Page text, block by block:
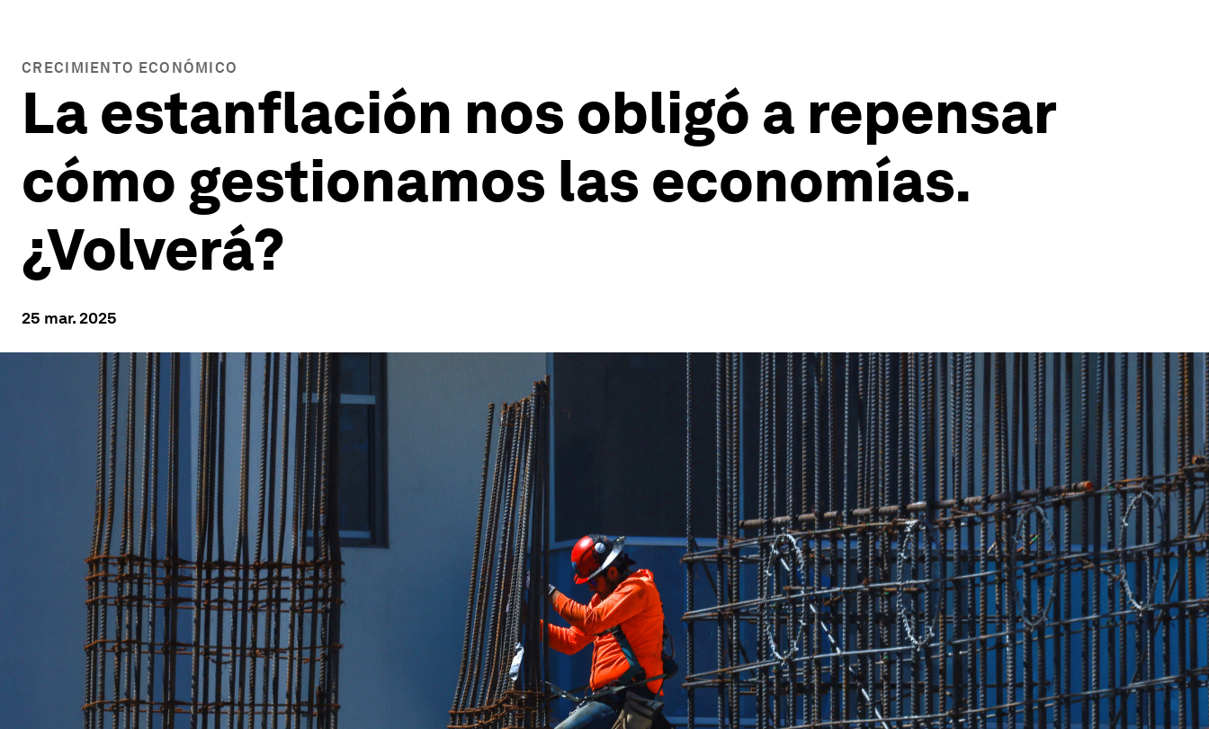
CRECIMIENTO ECONÓMICO
La estanflación nos obligó a repensar
cómo gestionamos las economías.
¿Volverá?
25 mar. 2025